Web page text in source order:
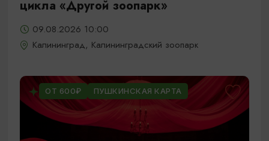
цикла «Другой зоопарк»
09.08.2026 10:00
Калининград, Калининградский зоопарк
ОТ 600₽ ПУШКИНСКАЯ КАРТА